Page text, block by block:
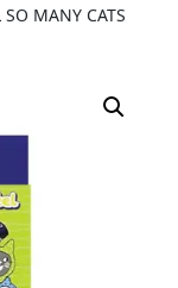
SO MANY CATS